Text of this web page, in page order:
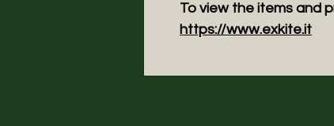
To view the items and
https://www.exkite.it